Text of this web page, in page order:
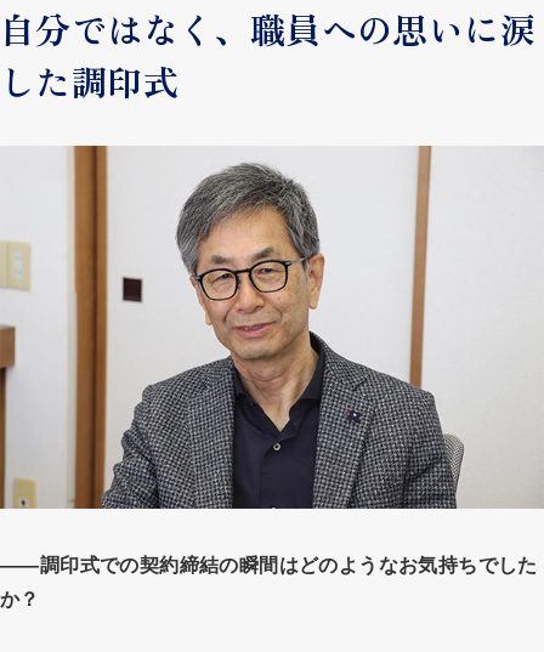
自分ではなく、職員への思いに涙
した調印式
――調印式での契約締結の瞬間はどのようなお気持ちでした
か？